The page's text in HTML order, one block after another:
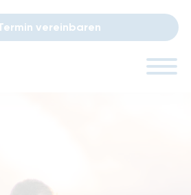
vereinbaren
Leistungen